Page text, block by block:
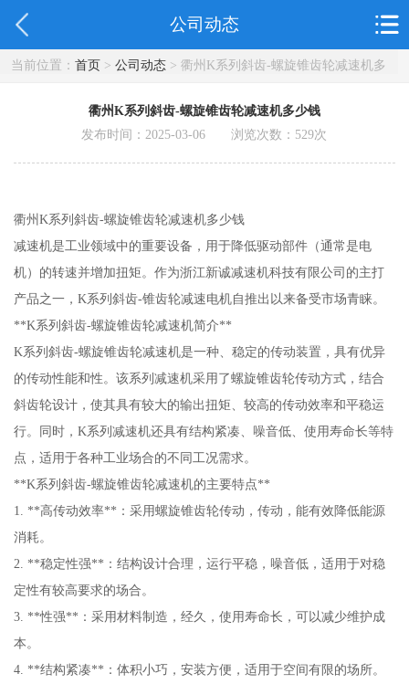
公司动态
当前位置： 首页> 公司动态> 衢州K系列斜齿-螺旋锥齿轮减速机多
衢州K系列斜齿-螺旋锥齿轮减速机多少钱
发布时间：2025-03-06 浏览次数： 529次
衢州K系列斜齿-螺旋锥齿轮减速机多少钱
减速机是工业领域中的重要设备，用于降低驱动部件（通常是电
机）的转速并增加扭矩。作为浙江新诚减速机科技有限公司的主打
产品之一，K系列斜齿-锥齿轮减速电机自推出以来备受市场青睐。
**K系列斜齿-螺旋锥齿轮减速机简介**
K系列斜齿-螺旋锥齿轮减速机是一种、稳定的传动装置，具有优异
的传动性能和性。该系列减速机采用了螺旋锥齿轮传动方式，结合
斜齿轮设计，使其具有较大的输出扭矩、较高的传动效率和平稳运
行。同时，K系列减速机还具有结构紧凑、噪音低、使用寿命长等特
点，适用于各种工业场合的不同工况需求。
**K系列斜齿-螺旋锥齿轮减速机的主要特点**
1. **高传动效率**：采用螺旋锥齿轮传动，传动，能有效降低能源
消耗。
2. **稳定性强**：结构设计合理，运行平稳，噪音低，适用于对稳
定性有较高要求的场合。
3. **性强**：采用材料制造，经久，使用寿命长，可以减少维护成
本。
4. **结构紧凑**：体积小巧，安装方便，适用于空间有限的场所。